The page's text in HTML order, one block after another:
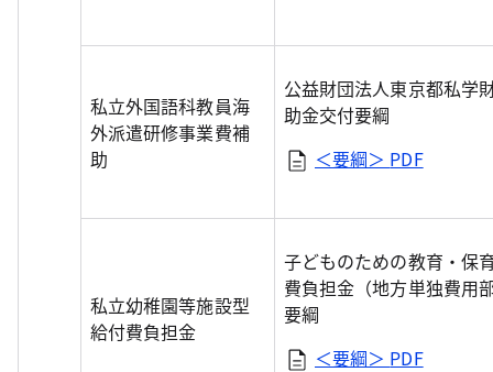
私立外国語科教員海
外派遣研修事業費補
助
公益財団法人東京都私学
助金交付要綱
＜要綱＞ PDF
私立幼稚園等施設型
給付費負担金
子どものための教育・保
費負担金（地方単独費用
要綱
＜要綱＞ PDF